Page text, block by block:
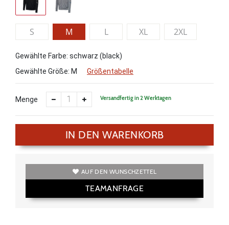
S M L XL 2XL
Gewählte Farbe: schwarz (black)
Gewählte Größe: M Größentabelle
Menge Versandfertig in 2 Werktagen
IN DEN WARENKORB
AUF DEN WUNSCHZETTEL
TEAMANFRAGE